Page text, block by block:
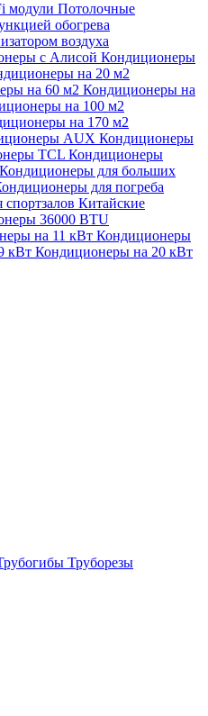
модули Потолочные
обогрева
воздуха
с Алисой Кондиционеры
на 20 м2
на 60 м2 Кондиционеры на
на 100 м2
на 170 м2
AUX Кондиционеры
TCL Кондиционеры
Кондиционеры для больших
для погреба
Китайские
36000 BTU
на 11 кВт Кондиционеры
кВт Кондиционеры на 20 кВт
Труборезы